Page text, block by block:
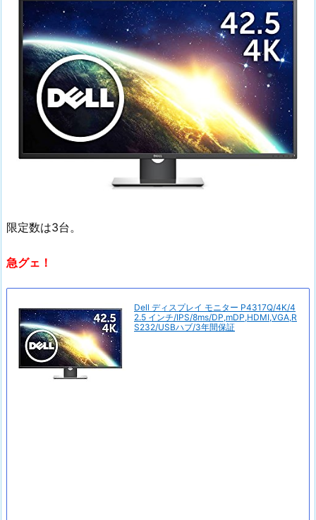
限定数は3台。
急グェ！
Dell ディスプレイ モニター P4317Q/4K/4
2.5 インチ/IPS/8ms/DP,mDP,HDMI,VGA,R
S232/USBハブ/3年間保証